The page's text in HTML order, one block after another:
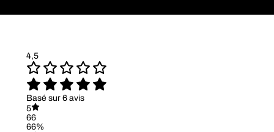
4,5
Basé sur 6 avis
5
66
66%